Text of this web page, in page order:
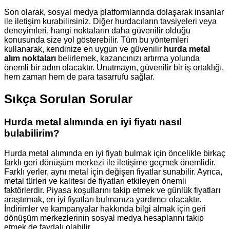
Son olarak, sosyal medya platformlarında dolaşarak insanlar
ile iletişim kurabilirsiniz. Diğer hurdacıların tavsiyeleri veya
deneyimleri, hangi noktaların daha güvenilir olduğu
konusunda size yol gösterebilir. Tüm bu yöntemleri
kullanarak, kendinize en uygun ve güvenilir hurda metal
alım noktaları belirlemek, kazancınızı artırma yolunda
önemli bir adım olacaktır. Unutmayın, güvenilir bir iş ortaklığı,
hem zaman hem de para tasarrufu sağlar.
Sıkça Sorulan Sorular
Hurda metal alımında en iyi fiyatı nasıl
bulabilirim?
Hurda metal alımında en iyi fiyatı bulmak için öncelikle birkaç
farklı geri dönüşüm merkezi ile iletişime geçmek önemlidir.
Farklı yerler, aynı metal için değişen fiyatlar sunabilir. Ayrıca,
metal türleri ve kalitesi de fiyatları etkileyen önemli
faktörlerdir. Piyasa koşullarını takip etmek ve günlük fiyatları
araştırmak, en iyi fiyatları bulmanıza yardımcı olacaktır.
İndirimler ve kampanyalar hakkında bilgi almak için geri
dönüşüm merkezlerinin sosyal medya hesaplarını takip
etmek de faydalı olabilir.